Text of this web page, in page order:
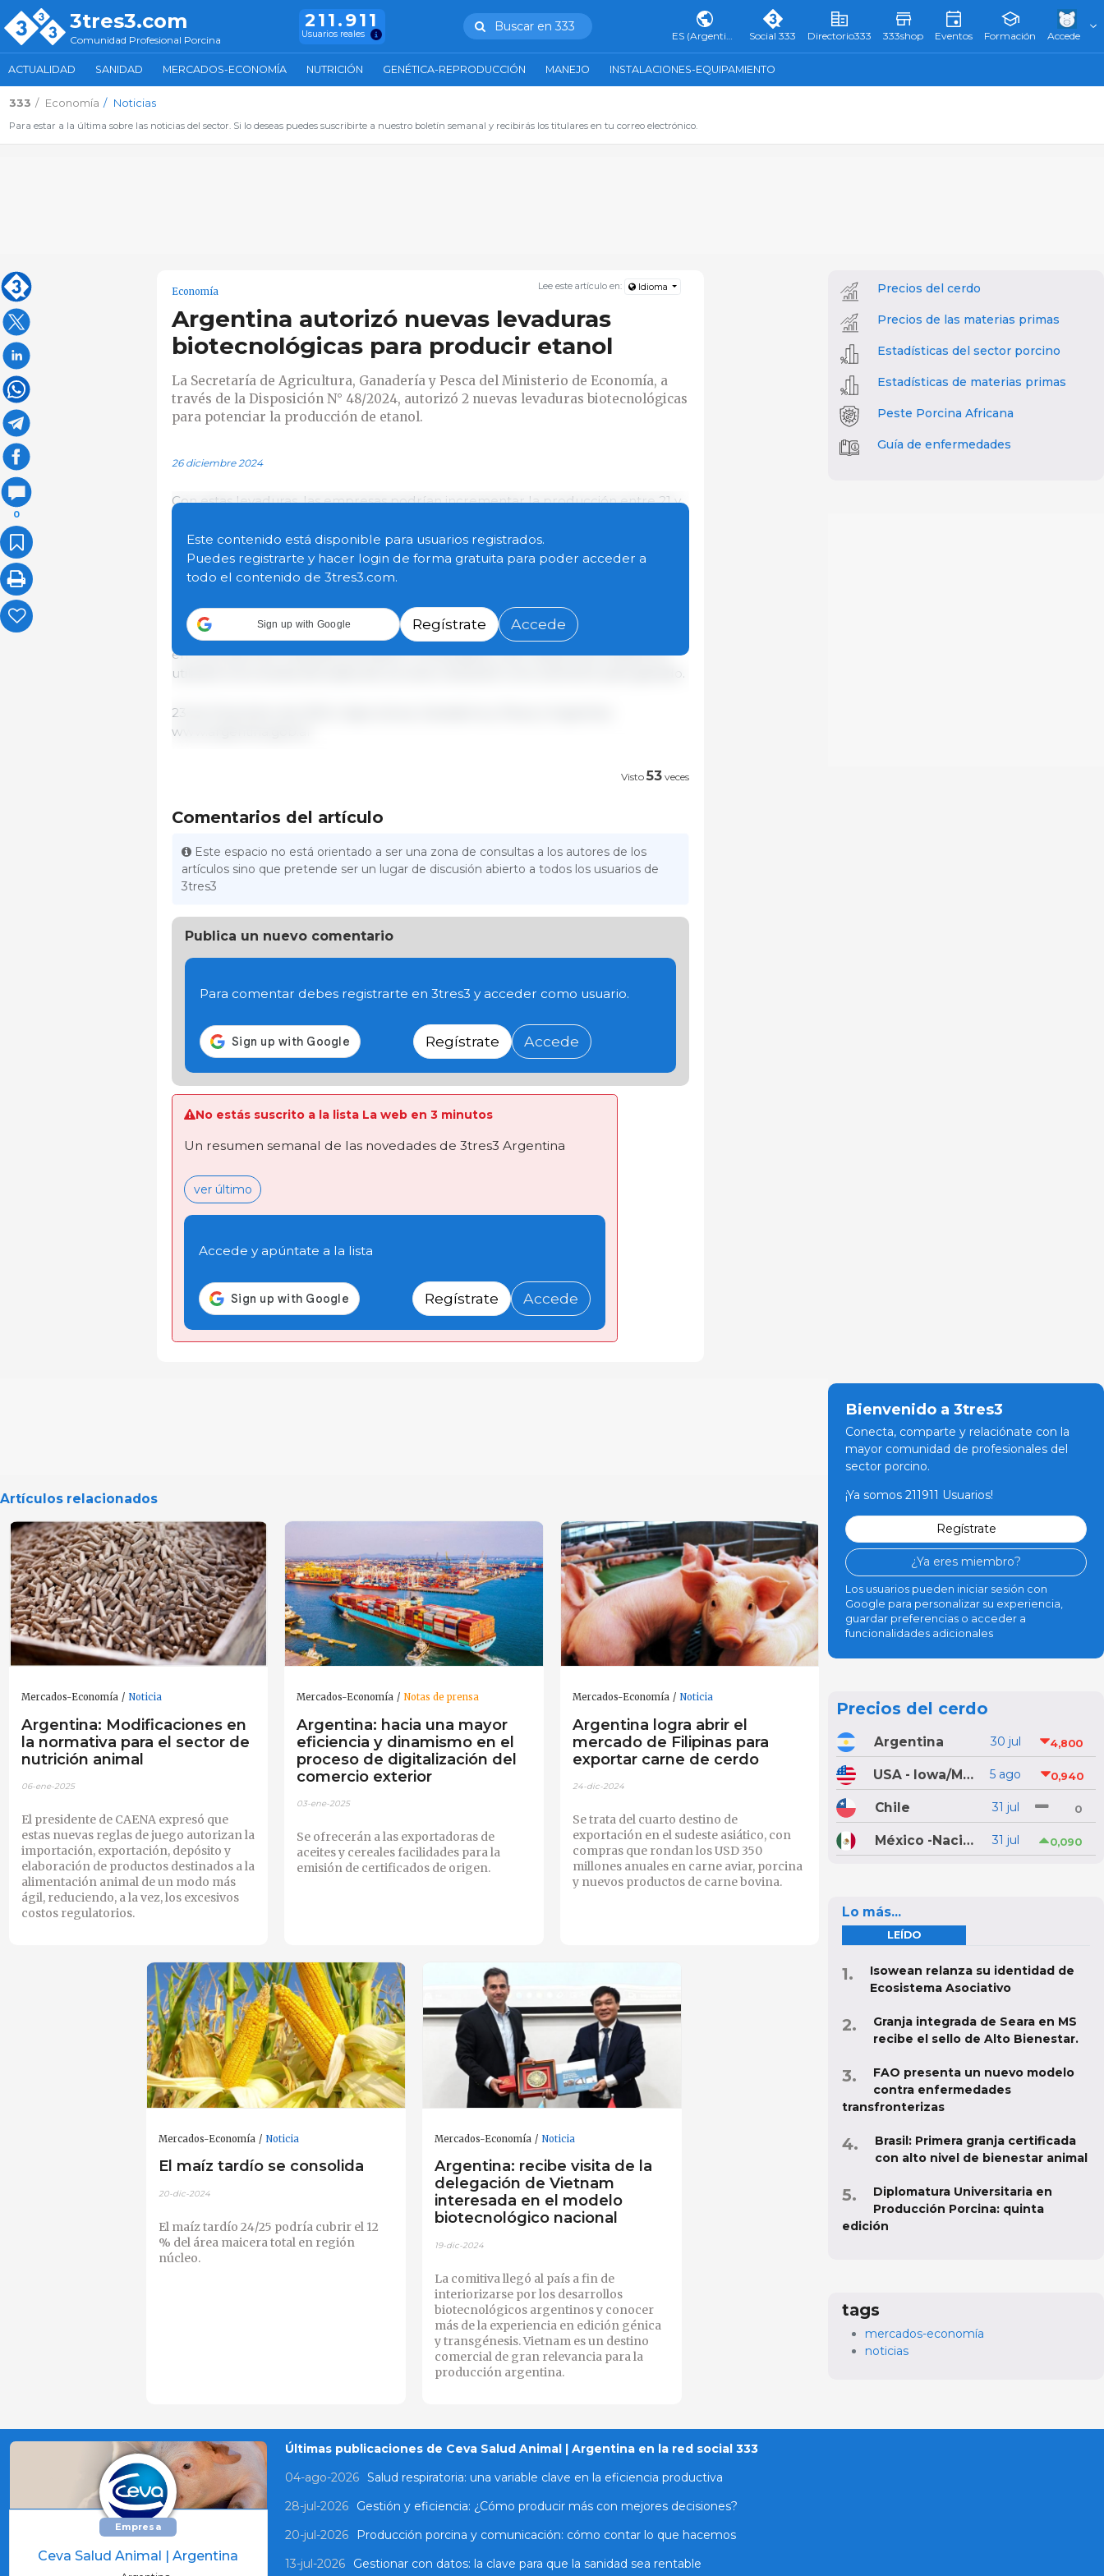
3tres3.com
Comunidad Profesional Porcina
211.911
Usuarios reales
Buscar en 333
ES (Argentina) Social 333 Directorio333 333shop Eventos Formación Accede
ACTUALIDAD SANIDAD MERCADOS-ECONOMÍA NUTRICIÓN GENÉTICA-REPRODUCCIÓN MANEJO INSTALACIONES-EQUIPAMIENTO
333 Economía Noticias
Para estar a la última sobre las noticias del sector. Si lo deseas puedes suscribirte a nuestro boletín semanal y recibirás los titulares en tu correo electrónico.
0
Lee este artículo en: Idioma
Economía
Argentina autorizó nuevas levaduras
biotecnológicas para producir etanol
La Secretaría de Agricultura, Ganadería y Pesca del Ministerio de Economía, a
través de la Disposición N° 48/2024, autorizó 2 nuevas levaduras biotecnológicas
para potenciar la producción de etanol.
26 diciembre 2024
Con estas levaduras, las empresas podrían incrementar la producción entre 21 y
transformados actualmente. Esto supone una mayor producción, que se calcula
que se traducirá en 15 millones de dólares anuales de adición a la producción
actual.
Las levaduras aprobadas son la Saccharomyces cerevisiae GICC03671 y
GICC03636, las que serán destinadas al procesamiento de carbohidratos y granos
en la producción industrial de etanol combustible y, de manera secundaria, se
utilizará la burlanda derivada del proceso industrial como alimento para ganado.
23 de Diciembre de 2024 | Agricultura, Ganadería y Pesca | Argentina
www.argentina.gob.ar
Este contenido está disponible para usuarios registrados.
Puedes registrarte y hacer login de forma gratuita para poder acceder a
todo el contenido de 3tres3.com.
Sign up with Google Regístrate Accede
Visto 53 veces
Comentarios del artículo
Este espacio no está orientado a ser una zona de consultas a los autores de los
artículos sino que pretende ser un lugar de discusión abierto a todos los usuarios de
3tres3
Publica un nuevo comentario
Para comentar debes registrarte en 3tres3 y acceder como usuario.
Regístrate Accede
No estás suscrito a la lista La web en 3 minutos
Un resumen semanal de las novedades de 3tres3 Argentina
ver último
Accede y apúntate a la lista
Regístrate Accede
Artículos relacionados
Mercados-Economía Noticia
Argentina: Modificaciones en
la normativa para el sector de
nutrición animal
06-ene-2025
El presidente de CAENA expresó que
estas nuevas reglas de juego autorizan la
importación, exportación, depósito y
elaboración de productos destinados a la
alimentación animal de un modo más
ágil, reduciendo, a la vez, los excesivos
costos regulatorios.
Mercados-Economía Notas de prensa
Argentina: hacia una mayor
eficiencia y dinamismo en el
proceso de digitalización del
comercio exterior
03-ene-2025
Se ofrecerán a las exportadoras de
aceites y cereales facilidades para la
emisión de certificados de origen.
Mercados-Economía Noticia
Argentina logra abrir el
mercado de Filipinas para
exportar carne de cerdo
24-dic-2024
Se trata del cuarto destino de
exportación en el sudeste asiático, con
compras que rondan los USD 350
millones anuales en carne aviar, porcina
y nuevos productos de carne bovina.
Mercados-Economía Noticia
El maíz tardío se consolida
20-dic-2024
El maíz tardío 24/25 podría cubrir el 12
% del área maicera total en región
núcleo.
Mercados-Economía Noticia
Argentina: recibe visita de la
delegación de Vietnam
interesada en el modelo
biotecnológico nacional
19-dic-2024
La comitiva llegó al país a fin de
interiorizarse por los desarrollos
biotecnológicos argentinos y conocer
más de la experiencia en edición génica
y transgénesis. Vietnam es un destino
comercial de gran relevancia para la
producción argentina.
Precios del cerdo
Precios de las materias primas
Estadísticas del sector porcino
Estadísticas de materias primas
Peste Porcina Africana
Guía de enfermedades
Bienvenido a 3tres3
Conecta, comparte y relaciónate con la
mayor comunidad de profesionales del
sector porcino.
¡Ya somos 211911 Usuarios!
Regístrate
¿Ya eres miembro?
Los usuarios pueden iniciar sesión con
Google para personalizar su experiencia,
guardar preferencias o acceder a
funcionalidades adicionales
Precios del cerdo
Argentina 30 jul 4,800
USA - Iowa/Minnesota 5 ago 0,940
Chile 31 jul 0
México -Nacional 31 jul 0,090
Lo más...
LEÍDO
Isowean relanza su identidad de
Ecosistema Asociativo
Granja integrada de Seara en MS
recibe el sello de Alto Bienestar.
FAO presenta un nuevo modelo
contra enfermedades
transfronterizas
Brasil: Primera granja certificada
con alto nivel de bienestar animal
Diplomatura Universitaria en
Producción Porcina: quinta
edición
tags
mercados-economía
noticias
Empresa
Ceva Salud Animal | Argentina
Últimas publicaciones de Ceva Salud Animal | Argentina en la red social 333
04-ago-2026 Salud respiratoria: una variable clave en la eficiencia productiva
28-jul-2026
Gestión y eficiencia: ¿Cómo producir más con mejores decisiones?
20-jul-2026
Producción porcina y comunicación: cómo contar lo que hacemos
13-jul-2026
Gestionar con datos: la clave para que la sanidad sea rentable